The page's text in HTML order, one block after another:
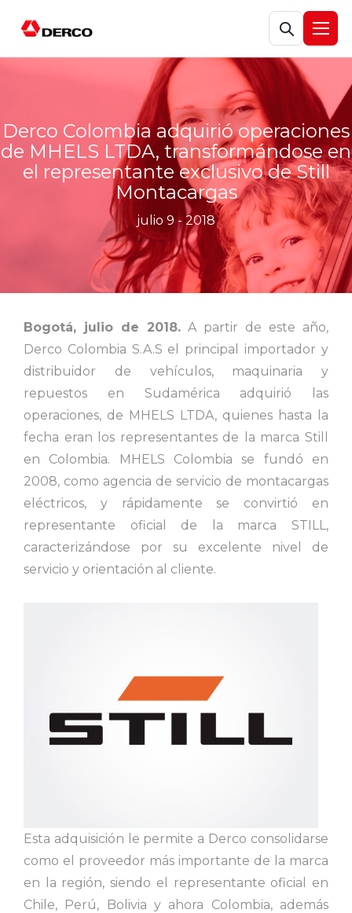
Abrir búsqueda
Abrir
Derco Colombia adquirió operaciones
de MHELS LTDA, transformándose en
el representante exclusivo de Still
Montacargas
julio 9 - 2018
Bogotá, julio de 2018. A partir de este año,
Derco Colombia S.A.S el principal importador y
distribuidor de vehículos, maquinaria y
repuestos en Sudamérica adquirió las
operaciones, de MHELS LTDA, quienes hasta la
fecha eran los representantes de la marca Still
en Colombia. MHELS Colombia se fundó en
2008, como agencia de servicio de montacargas
eléctricos, y rápidamente se convirtió en
representante oficial de la marca STILL,
caracterizándose por su excelente nivel de
servicio y orientación al cliente.
Esta adquisición le permite a Derco consolidarse
como el proveedor más importante de la marca
en la región, siendo el representante oficial en
Chile, Perú, Bolivia y ahora Colombia, además